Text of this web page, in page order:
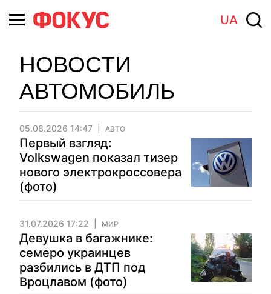
UA
НОВОСТИ
АВТОМОБИЛЬ
05.08.2026 14:47 АВТО
Первый взгляд:
Volkswagen показал тизер
нового электрокроссовера
(фото)
31.07.2026 17:22 МИР
Девушка в багажнике:
семеро украинцев
разбились в ДТП под
Вроцлавом (фото)